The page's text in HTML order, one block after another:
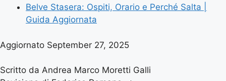
Belve Stasera: Ospiti, Orario e Perché Salta |
Guida Aggiornata
Aggiornato September 27, 2025
Scritto da Andrea Marco Moretti Galli